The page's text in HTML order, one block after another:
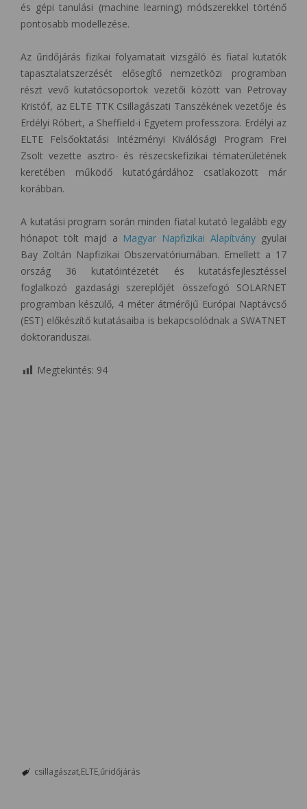
és gépi tanulási (machine learning) módszerekkel történő
pontosabb modellezése.
Az űridőjárás fizikai folyamatait vizsgáló és fiatal kutatók
tapasztalatszerzését elősegítő nemzetközi programban
részt vevő kutatócsoportok vezetői között van Petrovay
Kristóf, az ELTE TTK Csillagászati Tanszékének vezetője és
Erdélyi Róbert, a Sheffield-i Egyetem professzora. Erdélyi az
ELTE Felsőoktatási Intézményi Kiválósági Program Frei
Zsolt vezette asztro- és részecskefizikai tématerületének
keretében működő kutatógárdához csatlakozott már
korábban.
A kutatási program során minden fiatal kutató legalább egy
hónapot tölt majd a Magyar Napfizikai Alapítvány gyulai
Bay Zoltán Napfizikai Obszervatóriumában. Emellett a 17
ország 36 kutatóintézetét és kutatásfejlesztéssel
foglalkozó gazdasági szereplőjét összefogó SOLARNET
programban készülő, 4 méter átmérőjű Európai Naptávcső
(EST) előkészítő kutatásaiba is bekapcsolódnak a SWATNET
doktoranduszai.
Megtekintés: 94
csillagászat ELTE űridőjárás